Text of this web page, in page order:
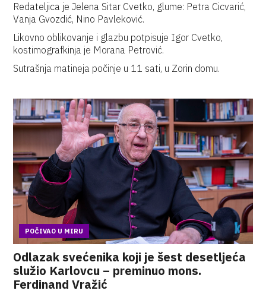
Redateljica je Jelena Sitar Cvetko, glume: Petra Cicvarić,
Vanja Gvozdić, Nino Pavleković.
Likovno oblikovanje i glazbu potpisuje Igor Cvetko,
kostimografkinja je Morana Petrović.
Sutrašnja matineja počinje u 11 sati, u Zorin domu.
POČIVAO U MIRU
Odlazak svećenika koji je šest desetljeća
služio Karlovcu – preminuo mons.
Ferdinand Vražić